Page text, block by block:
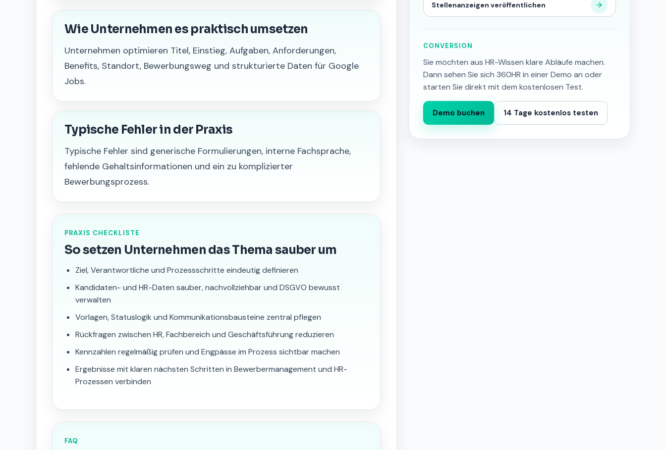
Wie Unternehmen es praktisch umsetzen
Unternehmen optimieren Titel, Einstieg, Aufgaben, Anforderungen,
Benefits, Standort, Bewerbungsweg und strukturierte Daten für Google
Jobs.
Typische Fehler in der Praxis
Typische Fehler sind generische Formulierungen, interne Fachsprache,
fehlende Gehaltsinformationen und ein zu komplizierter
Bewerbungsprozess.
PRAXIS CHECKLISTE
So setzen Unternehmen das Thema sauber um
Ziel, Verantwortliche und Prozessschritte eindeutig definieren
Kandidaten- und HR-Daten sauber, nachvollziehbar und DSGVO bewusst
verwalten
Vorlagen, Statuslogik und Kommunikationsbausteine zentral pflegen
Rückfragen zwischen HR, Fachbereich und Geschäftsführung reduzieren
Kennzahlen regelmäßig prüfen und Engpässe im Prozess sichtbar machen
Ergebnisse mit klaren nächsten Schritten in Bewerbermanagement und HR-
Prozessen verbinden
FAQ
Stellenanzeigen veröffentlichen
CONVERSION
Sie möchten aus HR-Wissen klare Abläufe machen.
Dann sehen Sie sich 360HR in einer Demo an oder
starten Sie direkt mit dem kostenlosen Test.
Demo buchen 14 Tage kostenlos testen